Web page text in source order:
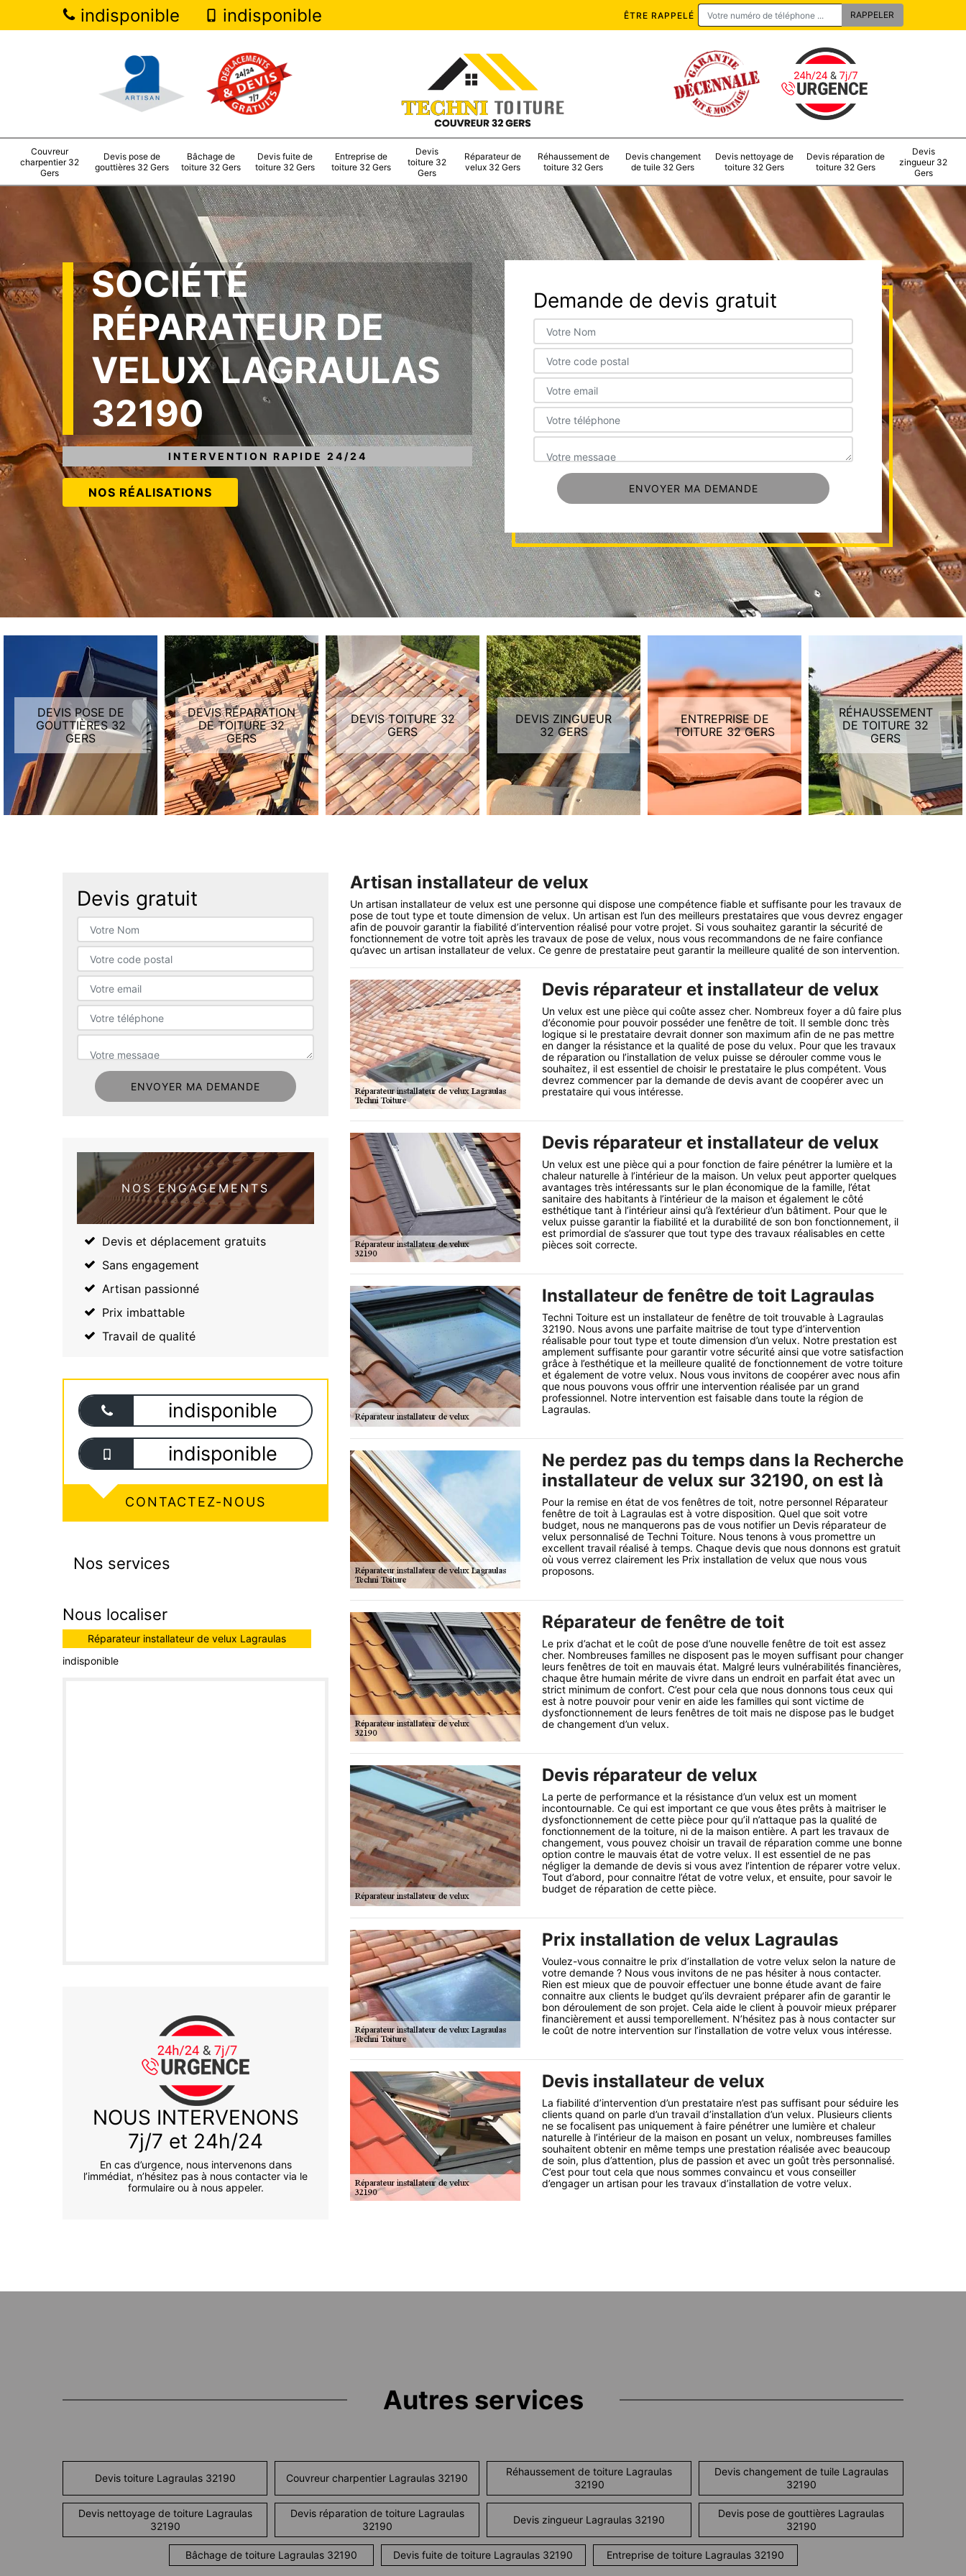
indisponible indisponible ÊTRE RAPPELÉ
Couvreur
charpentier 32
Gers
Devis pose de
gouttières 32 Gers
Bâchage de
toiture 32 Gers
Devis fuite de
toiture 32 Gers
Entreprise de
toiture 32 Gers
Devis
toiture 32
Gers
Réparateur de
velux 32 Gers
Réhaussement de
toiture 32 Gers
Devis changement
de tuile 32 Gers
Devis nettoyage de
toiture 32 Gers
Devis réparation de
toiture 32 Gers
Devis
zingueur 32
Gers
SOCIÉTÉ
RÉPARATEUR DE
VELUX LAGRAULAS
32190
INTERVENTION RAPIDE 24/24
NOS RÉALISATIONS
Demande de devis gratuit
DEVIS POSE DE
GOUTTIÈRES 32
GERS
DEVIS RÉPARATION
DE TOITURE 32
GERS
DEVIS TOITURE 32
GERS
DEVIS ZINGUEUR
32 GERS
ENTREPRISE DE
TOITURE 32 GERS
RÉHAUSSEMENT
DE TOITURE 32
GERS
Devis gratuit
NOS ENGAGEMENTS
Devis et déplacement gratuits
Sans engagement
Artisan passionné
Prix imbattable
Travail de qualité
indisponible
indisponible
CONTACTEZ-NOUS
Nos services
Nous localiser
Réparateur installateur de velux Lagraulas
indisponible
NOUS INTERVENONS
7j/7 et 24h/24
En cas d’urgence, nous intervenons dans
l’immédiat, n’hésitez pas à nous contacter via le
formulaire ou à nous appeler.
Artisan installateur de velux
Un artisan installateur de velux est une personne qui dispose une compétence fiable et suffisante pour les travaux de
pose de tout type et toute dimension de velux. Un artisan est l’un des meilleurs prestataires que vous devrez engager
afin de pouvoir garantir la fiabilité d’intervention réalisé pour votre projet. Si vous souhaitez garantir la sécurité de
fonctionnement de votre toit après les travaux de pose de velux, nous vous recommandons de ne faire confiance
qu’avec un artisan installateur de velux. Ce genre de prestataire peut garantir la meilleure qualité de son intervention.
Devis réparateur et installateur de velux
Un velux est une pièce qui coûte assez cher. Nombreux foyer a dû faire plus
d’économie pour pouvoir posséder une fenêtre de toit. Il semble donc très
logique si le prestataire devrait donner son maximum afin de ne pas mettre
en danger la résistance et la qualité de pose du velux. Pour que les travaux
de réparation ou l’installation de velux puisse se dérouler comme vous le
souhaitez, il est essentiel de choisir le prestataire le plus compétent. Vous
devrez commencer par la demande de devis avant de coopérer avec un
prestataire qui vous intéresse.
Devis réparateur et installateur de velux
Un velux est une pièce qui a pour fonction de faire pénétrer la lumière et la
chaleur naturelle à l’intérieur de la maison. Un velux peut apporter quelques
avantages très intéressants sur le plan économique de la famille, l’état
sanitaire des habitants à l’intérieur de la maison et également le côté
esthétique tant à l’intérieur ainsi qu’à l’extérieur d’un bâtiment. Pour que le
velux puisse garantir la fiabilité et la durabilité de son bon fonctionnement, il
est primordial de s’assurer que tout type des travaux réalisables en cette
pièces soit correcte.
Installateur de fenêtre de toit Lagraulas
Techni Toiture est un installateur de fenêtre de toit trouvable à Lagraulas
32190. Nous avons une parfaite maitrise de tout type d’intervention
réalisable pour tout type et toute dimension d’un velux. Notre prestation est
amplement suffisante pour garantir votre sécurité ainsi que votre satisfaction
grâce à l’esthétique et la meilleure qualité de fonctionnement de votre toiture
et également de votre velux. Nous vous invitons de coopérer avec nous afin
que nous pouvons vous offrir une intervention réalisée par un grand
professionnel. Notre intervention est faisable dans toute la région de
Lagraulas.
Ne perdez pas du temps dans la Recherche
installateur de velux sur 32190, on est là
Pour la remise en état de vos fenêtres de toit, notre personnel Réparateur
fenêtre de toit à Lagraulas est à votre disposition. Quel que soit votre
budget, nous ne manquerons pas de vous notifier un Devis réparateur de
velux personnalisé de Techni Toiture. Nous tenons à vous promettre un
excellent travail réalisé à temps. Chaque devis que nous donnons est gratuit
où vous verrez clairement les Prix installation de velux que nous vous
proposons.
Réparateur de fenêtre de toit
Le prix d’achat et le coût de pose d’une nouvelle fenêtre de toit est assez
cher. Nombreuses familles ne disposent pas le moyen suffisant pour changer
leurs fenêtres de toit en mauvais état. Malgré leurs vulnérabilités financières,
chaque être humain mérite de vivre dans un endroit en parfait état avec un
strict minimum de confort. C’est pour cela que nous donnons tous ceux qui
est à notre pouvoir pour venir en aide les familles qui sont victime de
dysfonctionnement de leurs fenêtres de toit mais ne dispose pas le budget
de changement d’un velux.
Devis réparateur de velux
La perte de performance et la résistance d’un velux est un moment
incontournable. Ce qui est important ce que vous êtes prêts à maitriser le
dysfonctionnement de cette pièce pour qu’il n’attaque pas la qualité de
fonctionnement de la toiture, ni de la maison entière. A part les travaux de
changement, vous pouvez choisir un travail de réparation comme une bonne
option contre le mauvais état de votre velux. Il est essentiel de ne pas
négliger la demande de devis si vous avez l’intention de réparer votre velux.
Tout d’abord, pour connaitre l’état de votre velux, et ensuite, pour savoir le
budget de réparation de cette pièce.
Prix installation de velux Lagraulas
Voulez-vous connaitre le prix d’installation de votre velux selon la nature de
votre demande ? Nous vous invitons de ne pas hésiter à nous contacter.
Rien est mieux que de pouvoir effectuer une bonne étude avant de faire
connaitre aux clients le budget qu’ils devraient préparer afin de garantir le
bon déroulement de son projet. Cela aide le client à pouvoir mieux préparer
financièrement et aussi temporellement. N’hésitez pas à nous contacter sur
le coût de notre intervention sur l’installation de votre velux vous intéresse.
Devis installateur de velux
La fiabilité d’intervention d’un prestataire n’est pas suffisant pour séduire les
clients quand on parle d’un travail d’installation d’un velux. Plusieurs clients
ne se focalisent pas uniquement à faire pénétrer une lumière et chaleur
naturelle à l’intérieur de la maison en posant un velux, nombreuses familles
souhaitent obtenir en même temps une prestation réalisée avec beaucoup
de soin, plus d’attention, plus de passion et avec un goût très personnalisé.
C’est pour tout cela que nous sommes convaincu et vous conseiller
d’engager un artisan pour les travaux d’installation de votre velux.
Autres services
Devis toiture Lagraulas 32190 Couvreur charpentier Lagraulas 32190
Réhaussement de toiture Lagraulas
32190
Devis changement de tuile Lagraulas
32190
Devis nettoyage de toiture Lagraulas
32190
Devis réparation de toiture Lagraulas
32190
Devis zingueur Lagraulas 32190
Devis pose de gouttières Lagraulas
32190
Bâchage de toiture Lagraulas 32190 Devis fuite de toiture Lagraulas 32190 Entreprise de toiture Lagraulas 32190